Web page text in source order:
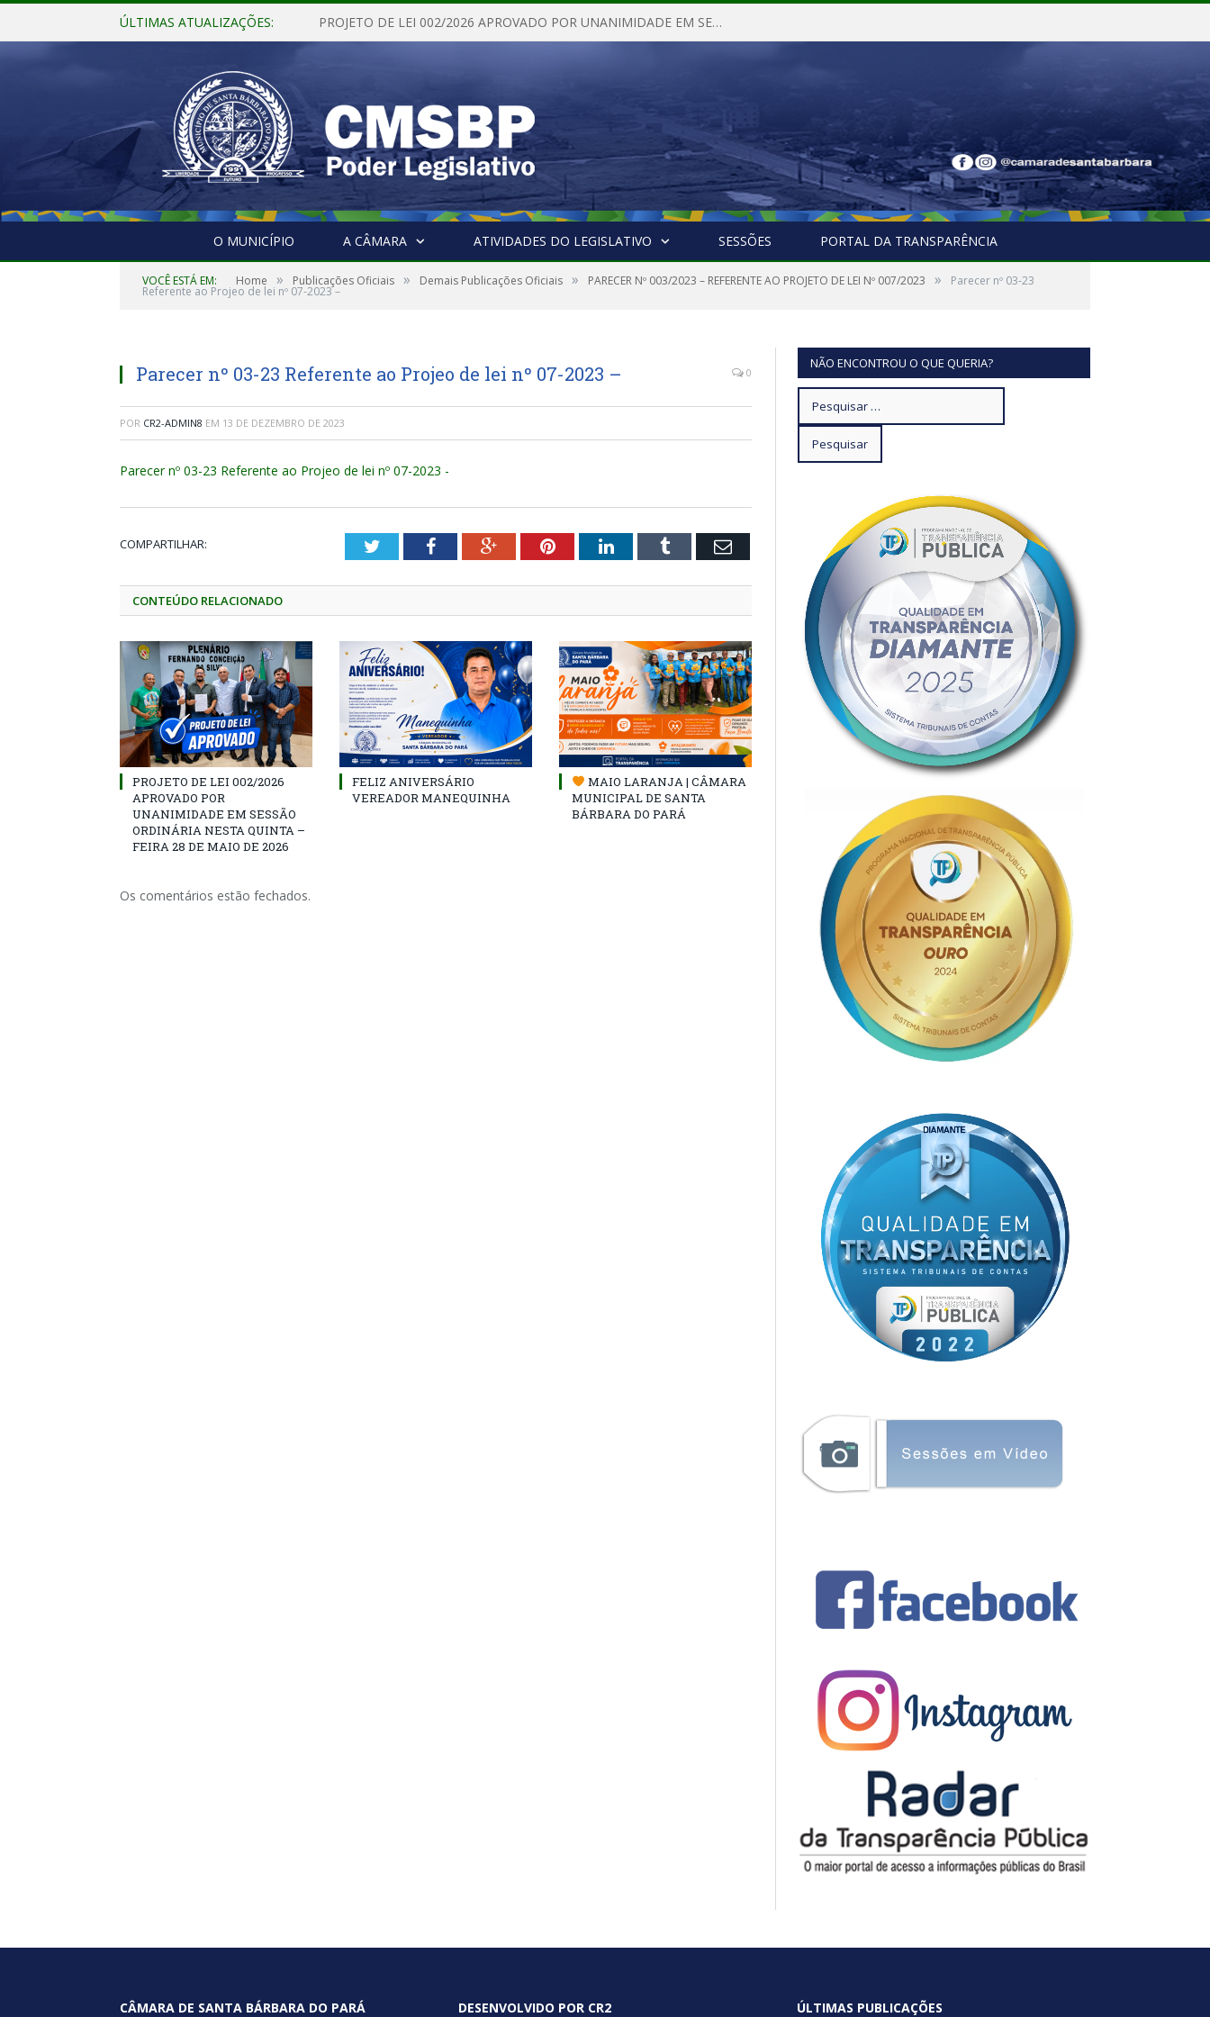
ÚLTIMAS ATUALIZAÇÕES: PROJETO DE LEI 002/2026 APROVADO POR UNANIMIDADE EM SESSÃO ORDINÁRIA NESTA QUINTA – FEIRA 28 DE MAIO DE 2026
O MUNICÍPIO A CÂMARA ATIVIDADES DO LEGISLATIVO SESSÕES PORTAL DA TRANSPARÊNCIA
VOCÊ ESTÁ EM: Home » Publicações Oficiais » Demais Publicações Oficiais » PARECER Nº 003/2023 – REFERENTE AO PROJETO DE LEI Nº 007/2023 » Parecer nº 03-23
Referente ao Projeo de lei nº 07-2023 –
Parecer nº 03-23 Referente ao Projeo de lei nº 07-2023 – 0
POR CR2-ADMIN8 EM 13 DE DEZEMBRO DE 2023
Parecer nº 03-23 Referente ao Projeo de lei nº 07-2023 -
COMPARTILHAR: TwitterFacebookGoogle+PinterestLinkedInTumblr Email
CONTEÚDO RELACIONADO
PROJETO DE LEI 002/2026
APROVADO POR
UNANIMIDADE EM SESSÃO
ORDINÁRIA NESTA QUINTA –
FEIRA 28 DE MAIO DE 2026
FELIZ ANIVERSÁRIO
VEREADOR MANEQUINHA
MAIO LARANJA | CÂMARA
MUNICIPAL DE SANTA
BÁRBARA DO PARÁ
Os comentários estão fechados.
NÃO ENCONTROU O QUE QUERIA?
CÂMARA DE SANTA BÁRBARA DO PARÁ DESENVOLVIDO POR CR2 ÚLTIMAS PUBLICAÇÕES